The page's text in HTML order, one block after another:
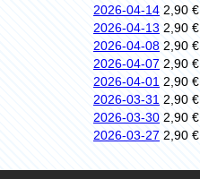
2026-04-14 2,90 €
2026-04-13 2,90 €
2026-04-08 2,90 €
2026-04-07 2,90 €
2026-04-01 2,90 €
2026-03-31 2,90 €
2026-03-30 2,90 €
2026-03-27 2,90 €